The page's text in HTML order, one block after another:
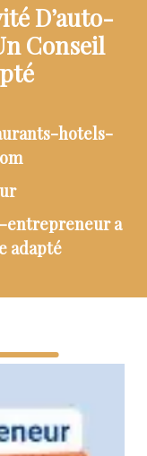
D’auto-
Conseil
hotels-
entrepreneur a
adapté